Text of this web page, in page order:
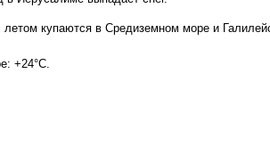
купаются в Средиземном море и
+24°C.